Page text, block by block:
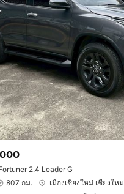
2.4 Leader G
807 กม.
เมืองเชียงใหม่ เชียงใหม่